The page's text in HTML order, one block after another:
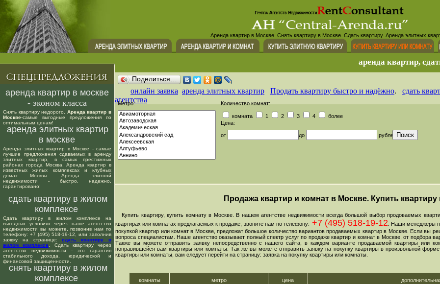
Аренда квартир в Москве. Снять квартиру в Москве. Сдать квартиру. Аренда элитных
аренда квартир,
аренда квартир в москве
- эконом класса
Снять квартиру недорого. Аренда квартир в
Москве-самые выгодные предложения по
оптимальным ценам!
аренда элитных квартир
в москве
Аренда элитных квартир в Москве - самые
лучшие предложения сдаваемых в аренду
элитных квартир, в самых престижных
районах города Москва. Аренда квартир в
известных жилых комплексах и клубных
домах Москвы. Аренда элитной
недвижимости - быстро, надежно,
гарантировано!
сдать квартиру в жилом
комплексе
Сдать квартиру в жилом комплексе на
выгодных условиях через наше агентство
недвижимости вы можете, позвонив нам по
телефону: +7 (495) 518-19-12, или заполнив
заявку на странице:сдать квартиру в
жилом комплексе . Сдать квартиру через
агентство недвижимости - это гарантия
стабильного дохода, юридической и
финансовой защищенности.
снять квартиру в жилом
комплексе
Поделиться…
онлайн заявка аренда элитных квартир Продать квартиру быстро и надёжно. сдать
агентства
Метро: Количество комнат:
комната 1 2 3 4
более
Цена:
от до рублей
Продажа квартир и комнат в Москве. Купить квартиру
Купить квартиру, купить комнату в Москве. В нашем агентстве недвижимости всегда большой выбор продоваемых
квартирах или комнатах предлагаемых к продаже, звоните нам по телефону: +7 (495) 518-19-12 . Наши менеджеры
покупкой квартир или комнат в Москве, предложат большое количество вариантов продаваемых квартир в Москве. Если вы
вопроса специалистам. Наше агентство оказывает полный спектр услуг по продаже квартир и комнат в Москве, от подбора
Также вы можете отправить заявку непосредственно с нашего сайта, в каждом варианте продаваемой квартиры или
понравившейся вам квартиры или комнаты. Так же вы можете отправить заявку на покупку квартиры в произвольной
квартиры или комнаты, вам следует перейти на страницу: заявка на покупку квартиры или комнаты.
комнаты метро цена